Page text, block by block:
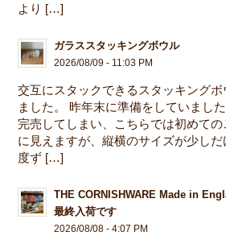
より […]
ガラススタッキングボウル
2026/08/09 - 11:03 PM
交互にスタックできるスタッキング
ました。 昨年末に準備をしていまし
完売してしまい、こちらでは初めて
に見えますが、縦横のサイズが少し
度ず […]
THE CORNISHWARE Made in
最終入荷です
2026/08/08 - 4:07 PM